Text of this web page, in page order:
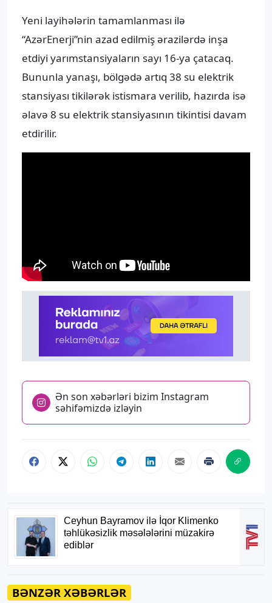
Yeni layihələrin tamamlanması ilə
“AzərEnerji”nin azad edilmiş ərazilərdə inşa
etdiyi yarımstansiyaların sayı 16-ya çatacaq.
Bununla yanaşı, bölgədə artıq 38 su elektrik
stansiyası tikilərək istismara verilib, hazırda isə
əlavə 8 su elektrik stansiyasının tikintisi davam
etdirilir.
Ən son xəbərləri bizim Instagram
səhifəmizdə izləyin
BƏNZƏR XƏBƏRLƏR